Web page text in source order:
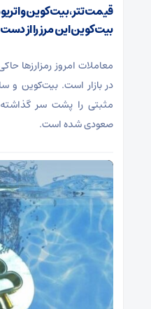
بیت‌کوین این مرز را از
معاملات امروز رمزارز‌ها
در بازار است. بیت‌کوین و
مثبتی را پشت سر
صعودی شده است.